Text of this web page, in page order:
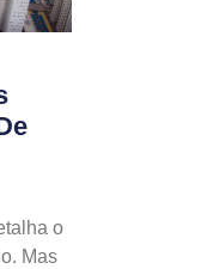
o
Mas